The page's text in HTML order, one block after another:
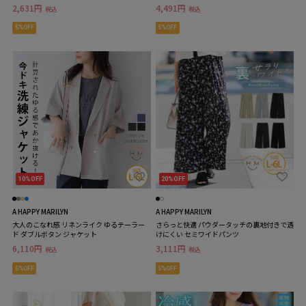
2,631円 税込
5%OFF
4,491円 税込
5%OFF
10%OFF
A HAPPY MARILYN
大人のこなれ感 リネンライク ゆるテーラー
ド ダブルボタン ジャケット
6,110円 税込
5%OFF
20%OFF
A HAPPY MARILYN
さらっと快適 パウダータッチの裏地付きで透
けにくい セミワイドパンツ
3,111円 税込
5%OFF